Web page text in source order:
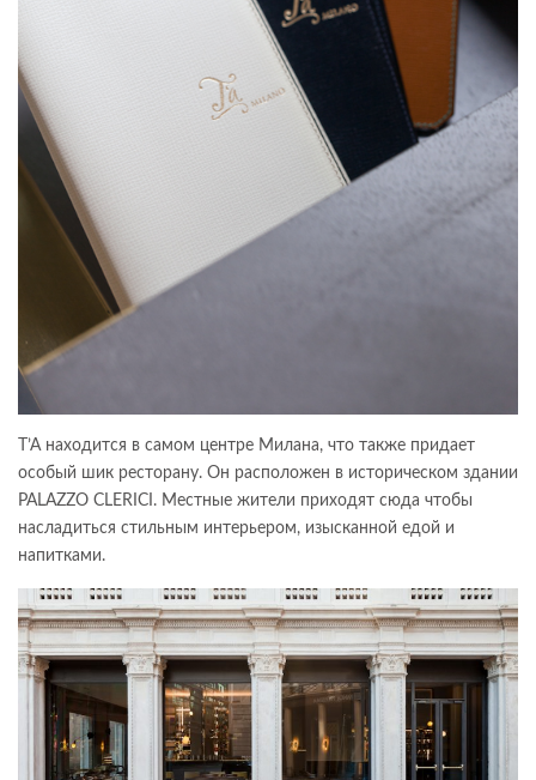
T’A находится в самом центре Милана, что также придает
особый шик ресторану. Он расположен в историческом здании
PALAZZO CLERICI. Местные жители приходят сюда чтобы
насладиться стильным интерьером, изысканной едой и
напитками.